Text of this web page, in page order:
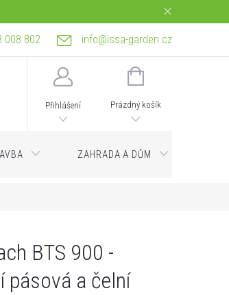
008 802 info@issa-garden.cz
práva z vadného plnění Bagrování a zemní práce
Přihlášení
NÁKUPNÍ
Prázdný košík
ZAHRADA A DŮM
BTS 900 -
pásová a čelní